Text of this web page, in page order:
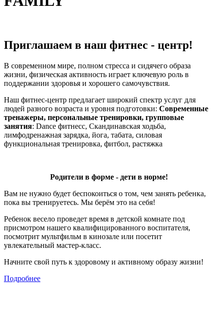
Приглашаем в наш фитнес - центр!
В современном мире, полном стресса и сидячего образа
жизни, физическая активность играет ключевую роль в
поддержании здоровья и хорошего самочувствия.
Наш фитнес-центр предлагает широкий спектр услуг для
людей разного возраста и уровня подготовки: Современные
тренажеры, персональные тренировки, групповые
занятия: Dance фитнесс, Скандинавская ходьба,
лимфодренажная зарядка, йога, табата, силовая
функциональная тренировка, фитбол, растяжка
Родители в форме - дети в норме!
Вам не нужно будет беспокоиться о том, чем занять ребенка,
пока вы тренируетесь. Мы берём это на себя!
Ребенок весело проведет время в детской комнате под
присмотром нашего квалифицированного воспитателя,
посмотрит мультфильм в кинозале или посетит
увлекательный мастер-класс.
Начните свой путь к здоровому и активному образу жизни!
Подробнее